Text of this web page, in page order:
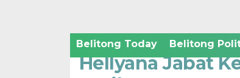
Belitong Today Belitong
Minggu, 23 Oktober 2022 - 21:10 WIB
Hellyana Jabat